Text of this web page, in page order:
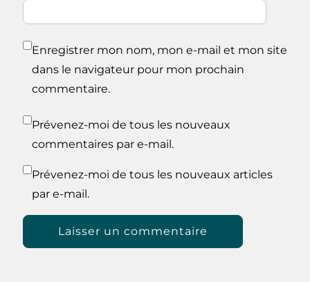
Enregistrer mon nom, mon e-mail et mon site
dans le navigateur pour mon prochain
commentaire.
Prévenez-moi de tous les nouveaux
commentaires par e-mail.
Prévenez-moi de tous les nouveaux articles
par e-mail.